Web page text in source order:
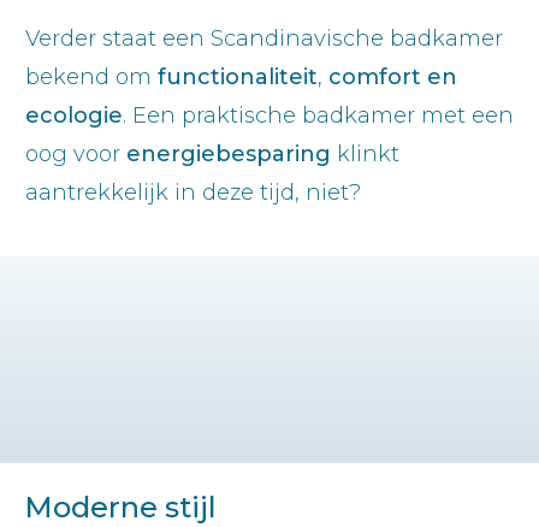
Verder staat een Scandinavische badkamer
bekend om functionaliteit, comfort en
ecologie. Een praktische badkamer met een
oog voor energiebesparing klinkt
aantrekkelijk in deze tijd, niet?
Moderne stijl